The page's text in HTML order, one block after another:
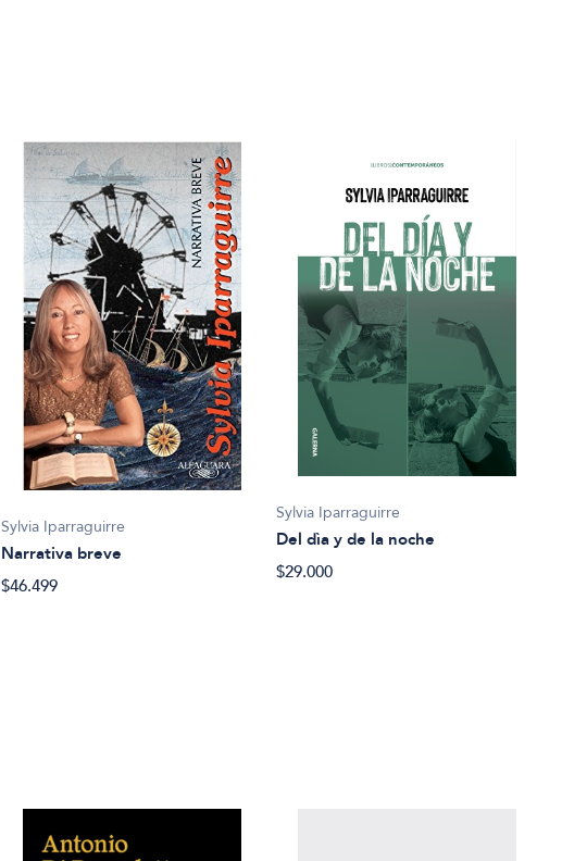
Sylvia Iparraguirre
Narrativa breve
$46.499
Sylvia Iparraguirre
Del dìa y de la noche
$29.000